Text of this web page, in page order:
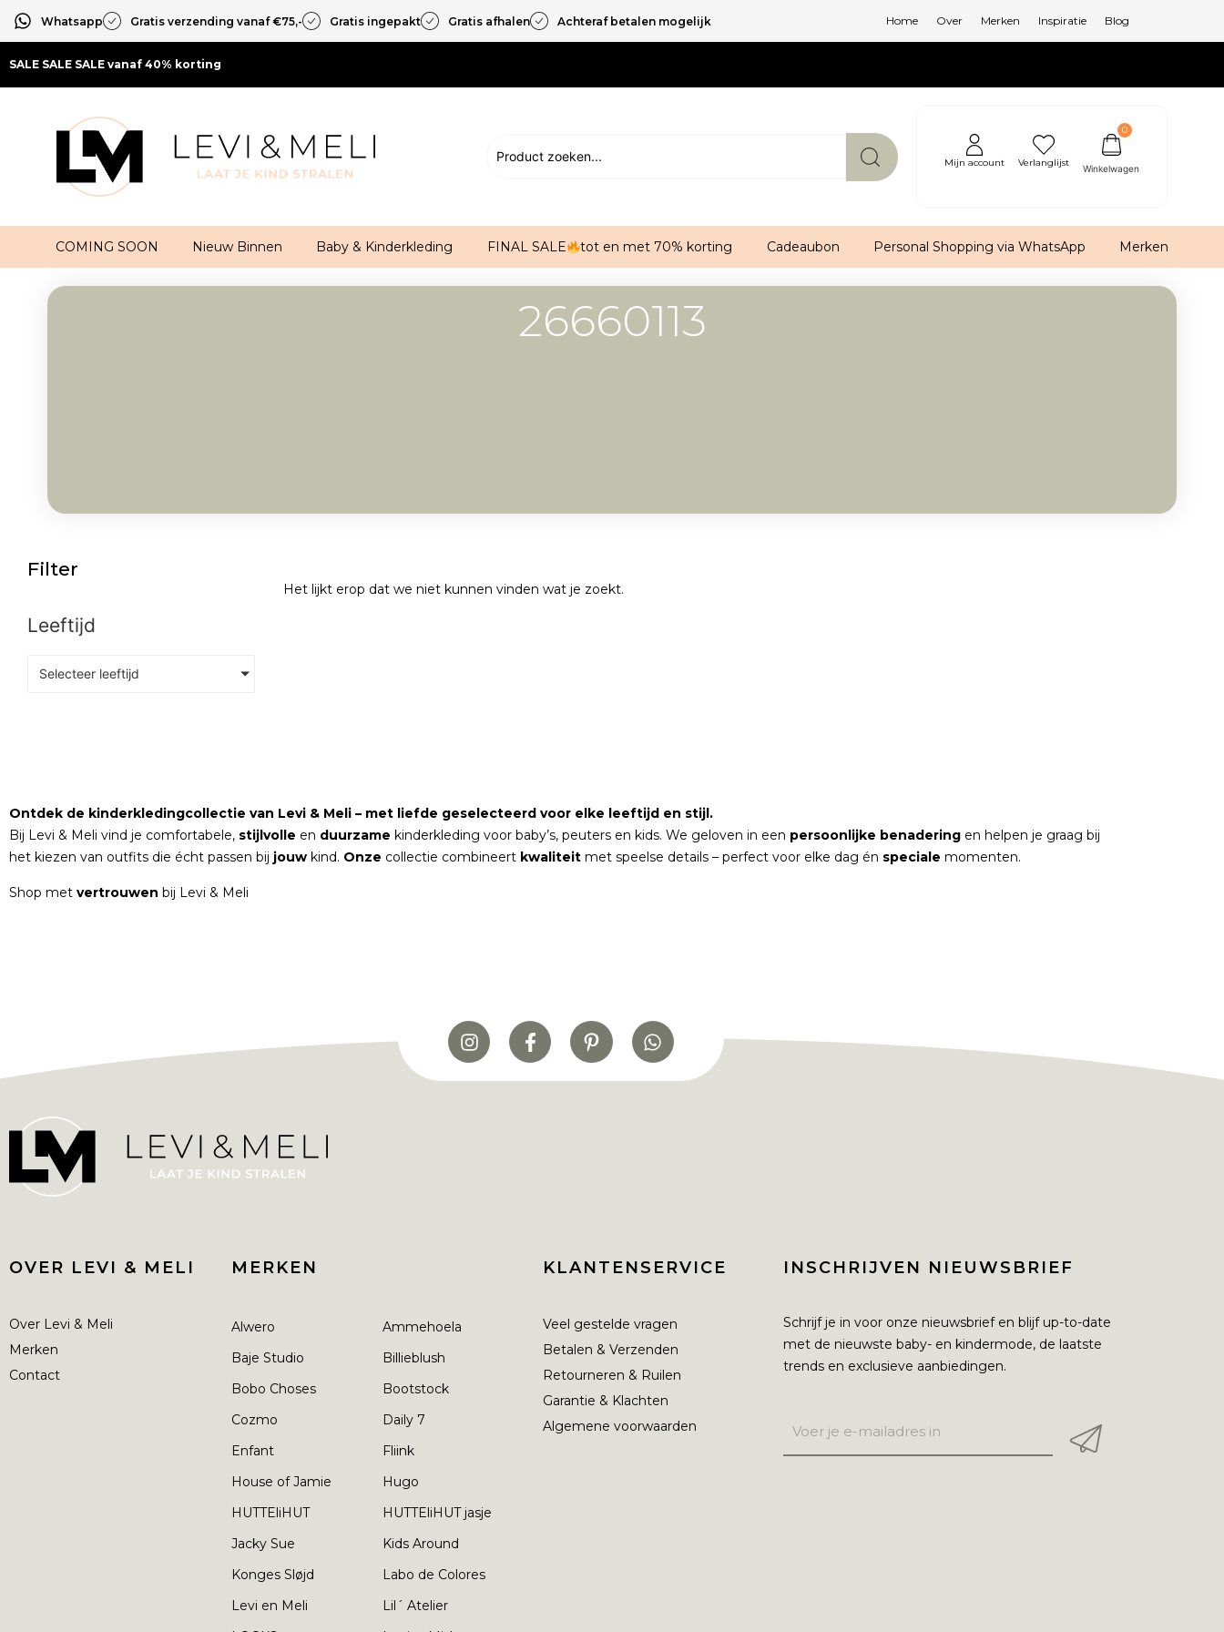
Whatsapp Gratis verzending vanaf €75,- Gratis ingepakt Gratis afhalen Achteraf betalen mogelijk Home Over Merken Inspiratie Blog
SALE SALE SALE vanaf 40% korting
Mijn account Verlanglijst
0
COMING SOON Nieuw Binnen Baby & Kinderkleding FINAL SALE tot en met 70% korting Cadeaubon Personal Shopping via WhatsApp Merken
26660113
Filter
Leeftijd
Selecteer leeftijd
Het lijkt erop dat we niet kunnen vinden wat je zoekt.
Ontdek de kinderkledingcollectie van Levi & Meli – met liefde geselecteerd voor elke leeftijd en stijl.
Bij Levi & Meli vind je comfortabele, stijlvolle en duurzame kinderkleding voor baby’s, peuters en kids. We geloven in een persoonlijke benadering en helpen je graag bij
het kiezen van outfits die écht passen bij jouw kind. Onze collectie combineert kwaliteit met speelse details – perfect voor elke dag én speciale momenten.
Shop met vertrouwen bij Levi & Meli
OVER LEVI & MELI
Over Levi & Meli
Merken
Contact
MERKEN
Alwero
Ammehoela
Baje Studio
Billieblush
Bobo Choses
Bootstock
Cozmo
Daily 7
Enfant
Fliink
House of Jamie
Hugo
HUTTEliHUT
HUTTEliHUT jasje
Jacky Sue
Kids Around
Konges Sløjd
Labo de Colores
Levi en Meli
Lil´ Atelier
KLANTENSERVICE
Veel gestelde vragen
Betalen & Verzenden
Retourneren & Ruilen
Garantie & Klachten
Algemene voorwaarden
INSCHRIJVEN NIEUWSBRIEF
Schrijf je in voor onze nieuwsbrief en blijf up-to-date
met de nieuwste baby- en kindermode, de laatste
trends en exclusieve aanbiedingen.